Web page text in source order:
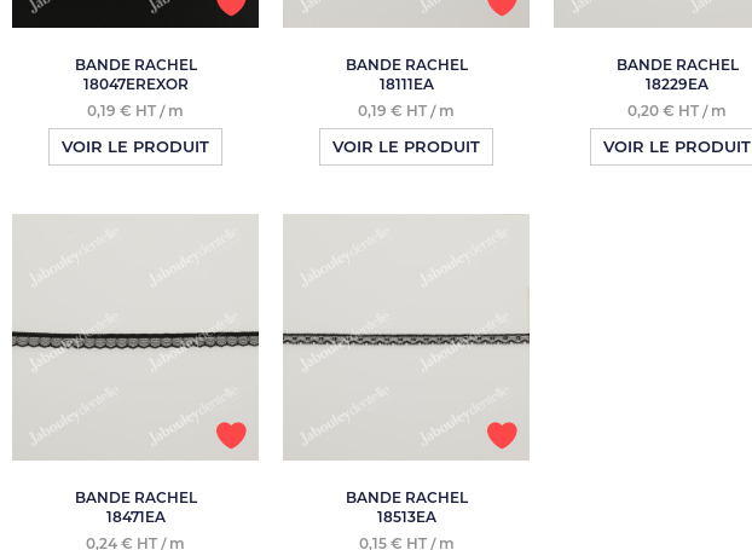
BANDE RACHEL
18047EREXOR
0,19 € HT / m
VOIR LE PRODUIT
BANDE RACHEL
18111EA
0,19 € HT / m
VOIR LE PRODUIT
BANDE RACHEL
18229EA
0,20 € HT / m
VOIR LE PRODUIT
BANDE RACHEL
18471EA
0,24 € HT / m
BANDE RACHEL
18513EA
0,15 € HT / m